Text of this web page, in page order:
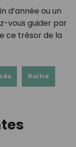
d’année ou un
vous guider par
ce trésor de la
Huitre